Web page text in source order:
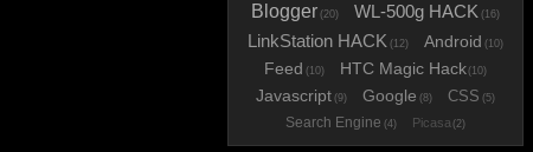
Blogger (20) WL-500g HACK (16)
LinkStation HACK (12) Android (10)
Feed (10) HTC Magic Hack(10)
Javascript (9) Google (8) CSS (5)
Search Engine (4) Picasa (2)